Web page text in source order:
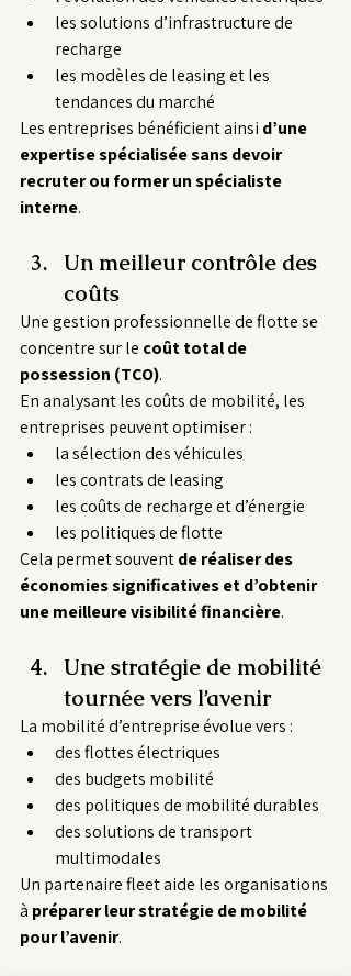
les solutions d’infrastructure de
recharge
les modèles de leasing et les
tendances du marché
Les entreprises bénéficient ainsi d’une
expertise spécialisée sans devoir
recruter ou former un spécialiste
interne.
Un meilleur contrôle des
coûts
Une gestion professionnelle de flotte se
concentre sur le coût total de
possession (TCO).
En analysant les coûts de mobilité, les
entreprises peuvent optimiser :
la sélection des véhicules
les contrats de leasing
les coûts de recharge et d’énergie
les politiques de flotte
Cela permet souvent de réaliser des
économies significatives et d’obtenir
une meilleure visibilité financière.
Une stratégie de mobilité
tournée vers l’avenir
La mobilité d’entreprise évolue vers :
des flottes électriques
des budgets mobilité
des politiques de mobilité durables
des solutions de transport
multimodales
Un partenaire fleet aide les organisations
à préparer leur stratégie de mobilité
pour l’avenir.